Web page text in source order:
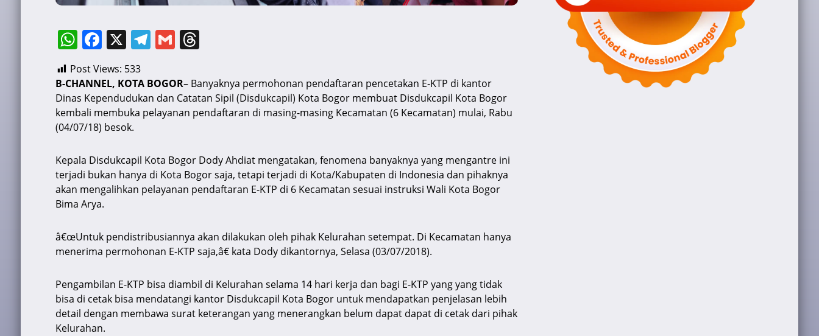
W
h
at
s
A
p
p
F
c
e
b
o
o
k
X T
e
gr
a
G
ai
l
T
e
a
d
Post Views: 533
B-CHANNEL, KOTA BOGOR– Banyaknya permohonan pendaftaran pencetakan E-KTP di kantor
Dinas Kependudukan dan Catatan Sipil (Disdukcapil) Kota Bogor membuat Disdukcapil Kota Bogor
kembali membuka pelayanan pendaftaran di masing-masing Kecamatan (6 Kecamatan) mulai, Rabu
(04/07/18) besok.
Kepala Disdukcapil Kota Bogor Dody Ahdiat mengatakan, fenomena banyaknya yang mengantre ini
terjadi bukan hanya di Kota Bogor saja, tetapi terjadi di Kota/Kabupaten di Indonesia dan pihaknya
akan mengalihkan pelayanan pendaftaran E-KTP di 6 Kecamatan sesuai instruksi Wali Kota Bogor
Bima Arya.
â€œUntuk pendistribusiannya akan dilakukan oleh pihak Kelurahan setempat. Di Kecamatan hanya
menerima permohonan E-KTP saja,â€ kata Dody dikantornya, Selasa (03/07/2018).
Pengambilan E-KTP bisa diambil di Kelurahan selama 14 hari kerja dan bagi E-KTP yang yang tidak
bisa di cetak bisa mendatangi kantor Disdukcapil Kota Bogor untuk mendapatkan penjelasan lebih
detail dengan membawa surat keterangan yang menerangkan belum dapat dapat di cetak dari pihak
Kelurahan.